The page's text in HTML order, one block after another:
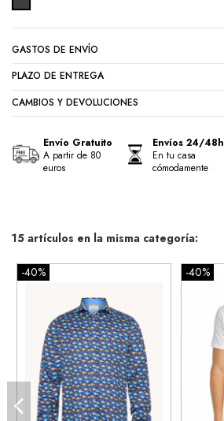
GASTOS DE ENVÍO
PLAZO DE ENTREGA
CAMBIOS Y DEVOLUCIONES
Envío Gratuito
A partir de 80
euros
Envíos 24/48h
En tu casa
cómodamente
15 artículos en la misma categoría:
-40% -40%